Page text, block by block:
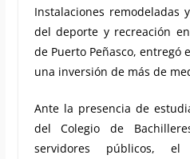
Instalaciones remodeladas
del deporte y recreación
de Puerto Peñasco, entregó
una inversión de más de
Ante la presencia de
del Colegio de
servidores públicos, el